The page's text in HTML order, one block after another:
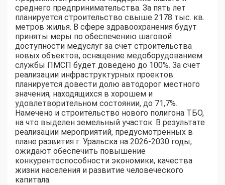
среднего предпринимательства. За пять лет
планируется строительство свыше 2178 тыс. кв.
метров жилья. В сфере здравоохранения будут
приняты меры по обеспечению шаговой
доступности медуслуг за счет строительства
новых объектов, оснащение медоборудованием
службы ПМСП будет доведено до 100%. За счет
реализации инфраструктурных проектов
планируется довести долю автодорог местного
значения, находящихся в хорошем и
удовлетворительном состоянии, до 71,7%.
Намечено и строительство нового полигона ТБО,
на что выделен земельный участок. В результате
реализации мероприятий, предусмотренных в
плане развития г. Уральска на 2026-2030 годы,
ожидают обеспечить повышение
конкурентоспособности экономики, качества
жизни населения и развитие человеческого
капитала.